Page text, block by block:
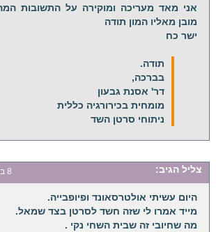
אני מאד מעריכה ומוקירה על התשובות
מובן מאליו המון תודה
ישר כח
תודה.
בברכה,
דר' אסנת גבעון
מומחית בכירורגיה כללית
ניתוחי סרטן השד
צליל הגיב: 8 במאי 2017 בשעה 19:30
היום עשיתי אולטרסאונד ופיופבייה.
מייד אמרו לי שזה חשד לסרטן בצד שמאל.
מה שחיובי זה שבית השחי נקי .